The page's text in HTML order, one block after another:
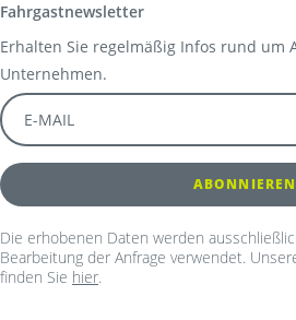
Fahrgastnewsletter
Erhalten Sie regelmäßig Infos rund um
Unternehmen.
Die erhobenen Daten werden
Bearbeitung der Anfrage verwendet.
finden Sie hier.